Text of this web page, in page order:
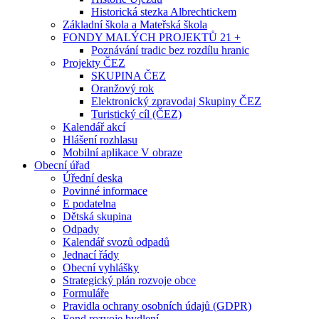
Historická stezka Albrechtickem
Základní škola a Mateřská škola
FONDY MALÝCH PROJEKTŮ 21 +
Poznávání tradic bez rozdílu hranic
Projekty ČEZ
SKUPINA ČEZ
Oranžový rok
Elektronický zpravodaj Skupiny ČEZ
Turistický cíl (ČEZ)
Kalendář akcí
Hlášení rozhlasu
Mobilní aplikace V obraze
Obecní úřad
Úřední deska
Povinné informace
E podatelna
Dětská skupina
Odpady
Kalendář svozů odpadů
Jednací řády
Obecní vyhlášky
Strategický plán rozvoje obce
Formuláře
Pravidla ochrany osobních údajů (GDPR)